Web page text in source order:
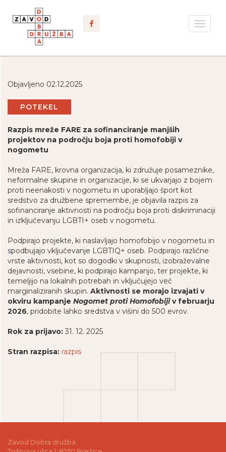
Toggle
Objavljeno 02.12.2025
POTEKEL
Razpis mreže FARE za sofinanciranje manjših
projektov na področju boja proti homofobiji v
nogometu
Mreža FARE, krovna organizacija, ki združuje posameznike,
neformalne skupine in organizacije, ki se ukvarjajo z bojem
proti neenakosti v nogometu in uporabljajo šport kot
sredstvo za družbene spremembe, je objavila razpis za
sofinanciranje aktivnosti na področju boja proti diskriminaciji
in izključevanju LGBTI+ oseb v nogometu.
Podpirajo projekte, ki naslavljajo homofobijo v nogometu in
spodbujajo vključevanje LGBTIQ+ oseb. Podpirajo različne
vrste aktivnosti, kot so dogodki v skupnosti, izobraževalne
dejavnosti, vsebine, ki podpirajo kampanjo, ter projekte, ki
temeljijo na lokalnih potrebah in vključujejo več
marginaliziranih skupin. Aktivnosti se morajo izvajati v
okviru kampanje Nogomet proti Homofobijiv februarju
2026, pridobite lahko sredstva v višini do 500 evrov.
Rok za prijavo: 31. 12. 2025
Stran razpisa: razpis
Zavod Dobra družba